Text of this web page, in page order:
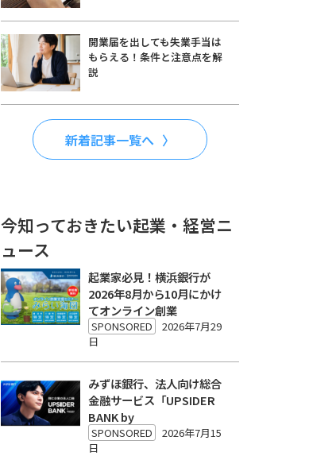
開業届を出しても失業手当は
もらえる！条件と注意点を解
説
新着記事一覧へ
今知っておきたい起業・経営ニ
ュース
起業家必見！横浜銀行が
2026年8月から10月にかけ
てオンライン創業
SPONSORED
2026年7月29
日
みずほ銀行、法人向け総合
金融サービス「UPSIDER
BANK by
SPONSORED
2026年7月15
日